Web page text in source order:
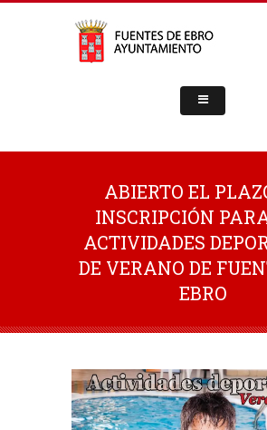
ABIERTO EL
INSCRIPCIÓN
ACTIVIDADES
DE VERANO DE
EBRO